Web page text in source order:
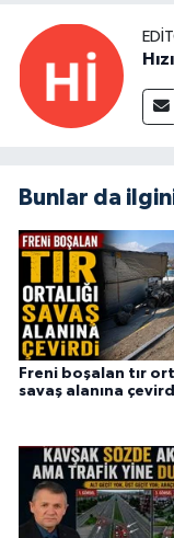
Bunlar da
Freni boşalan tır
savaş alanına